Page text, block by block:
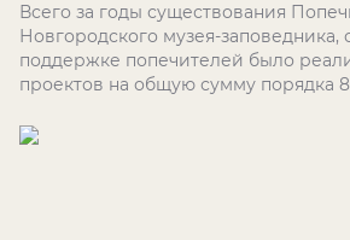
Всего за годы существования
Новгородского музея-заповедника,
поддержке попечителей было
проектов на общую сумму порядка